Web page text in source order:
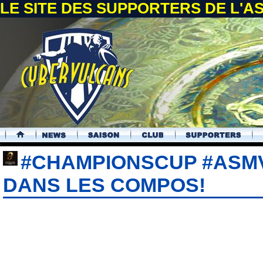
LE SITE DES SUPPORTERS DE
.
#CHAMPIONSCUP
DANS LES COMPOS!